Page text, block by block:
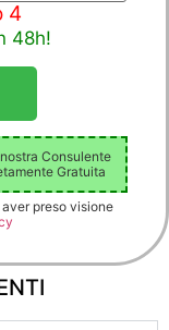
4
48h!
Consulente
Gratuita
preso visione